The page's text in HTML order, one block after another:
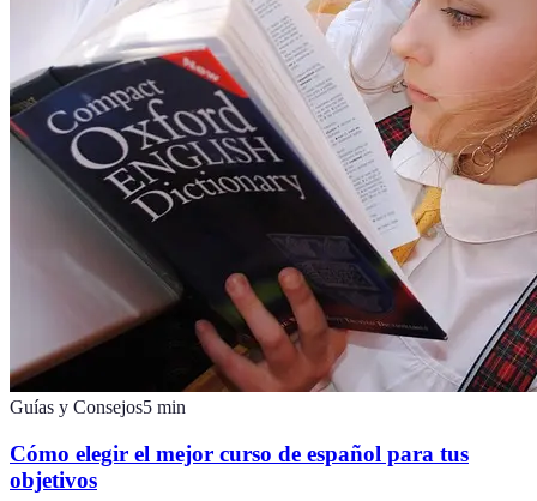
Guías y Consejos5 min
Cómo elegir el mejor curso de español para tus
objetivos